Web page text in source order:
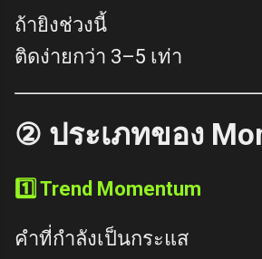
ถ้ายิงช่วงนี้
ติดง่ายกว่า 3–5 เท่า
② ประเภทของ
1️⃣ Trend Momentum
คำที่กำลังเป็นกระแส